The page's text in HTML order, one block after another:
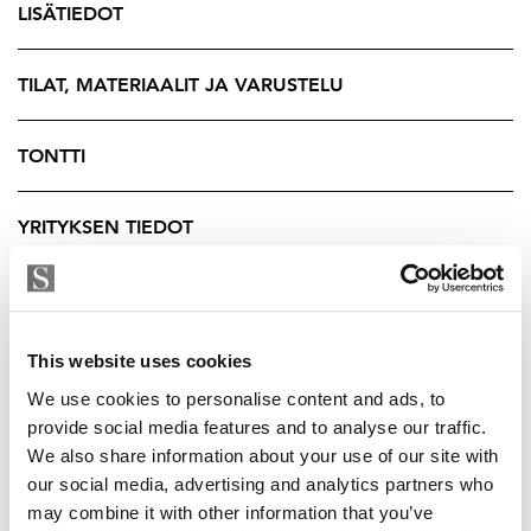
This website uses cookies
We use cookies to personalise content and ads, to
provide social media features and to analyse our traffic.
We also share information about your use of our site with
our social media, advertising and analytics partners who
may combine it with other information that you’ve
Yläkerrassa makuuhuoneiden lisäksi sijaitsee viihtyisä
aulatila, josta on käynti parvekkeelle. Parvekkeelta voi
ihailla kauniita näkymiä kohti Näsijärviä.
lisänsä. Sieltä löytyy upea viinikellari sekä viihtyisä
Tämä tila sopii erinomaisesti esimerkiksi
rentoutumiseen, harrastuksiin tai ystävien
illanviettoon.
Pihapiiri on kauniisti hoidettu ja aidattu, mikä luo
löytyy lisäksi iso lämmin autotalli sekä autokatos, jotka
tuovat arkeen käytännöllisyyttä ja tarjoavat hyvin tilaa
autoille, harrastusvälineille ja säilytykselle.
LISÄTIEDOT
TILAT, MATERIAALIT JA VARUSTELU
TONTTI
YRITYKSEN TIEDOT